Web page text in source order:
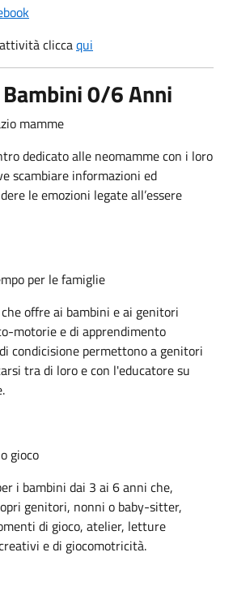
cliccaqui
0/6 Anni
mamme
dedicato alle neomamme con i loro
scambiare informazioni ed
le emozioni legate all’essere
per le famiglie
offre ai bambini e ai genitori
motorie e di apprendimento
condicisione permettono a genitori
tra di loro e con l'educatore su
gioco
i bambini dai 3 ai 6 anni che,
genitori, nonni o baby-sitter,
di gioco, atelier, letture
e di giocomotricità.